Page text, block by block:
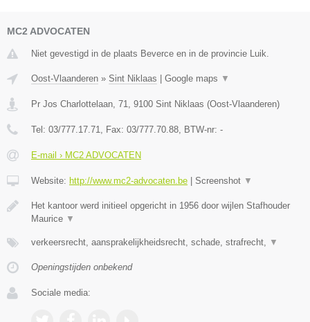
MC2 ADVOCATEN
Niet gevestigd in de plaats Beverce en in de provincie Luik.
Oost-Vlaanderen » Sint Niklaas | Google maps ▼
Pr Jos Charlottelaan, 71 9100 Sint Niklaas (Oost-Vlaanderen)
Tel: 03/777.17.71 , Fax: 03/777.70.88 , BTW-nr: -
E-mail › MC2 ADVOCATEN
Website: http://www.mc2-advocaten.be | Screenshot ▼
Het kantoor werd initieel opgericht in 1956 door wijlen Stafhouder
Maurice ▼
verkeersrecht, aansprakelijkheidsrecht, schade, strafrecht, ▼
Openingstijden onbekend
Sociale media: